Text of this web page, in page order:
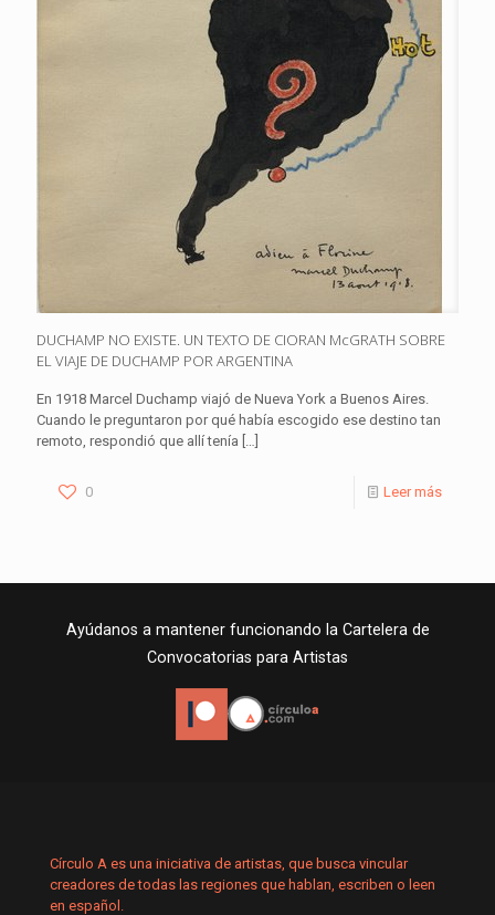
DUCHAMP NO EXISTE. UN TEXTO DE CIORAN McGRATH SOBRE
EL VIAJE DE DUCHAMP POR ARGENTINA
En 1918 Marcel Duchamp viajó de Nueva York a Buenos Aires.
Cuando le preguntaron por qué había escogido ese destino tan
remoto, respondió que allí tenía […]
0 Leer más
Ayúdanos a mantener funcionando la Cartelera de
Convocatorias para Artistas
Círculo A es una iniciativa de artistas, que busca vincular
creadores de todas las regiones que hablan, escriben o leen
en español.